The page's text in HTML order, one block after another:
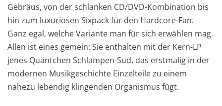
Gebräus, von der schlanken CD/DVD-Kombination bis
hin zum luxuriösen Sixpack für den Hardcore-Fan.
Ganz egal, welche Variante man für sich erwählen mag.
Allen ist eines gemein: Sie enthalten mit der Kern-LP
jenes Quäntchen Schlampen-Sud, das erstmalig in der
modernen Musikgeschichte Einzelteile zu einem
nahezu lebendig klingenden Organismus fügt.